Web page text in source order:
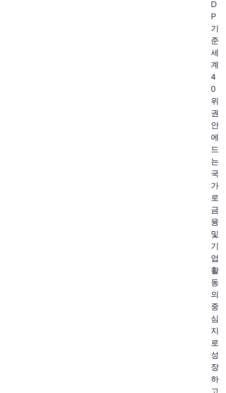
D
P
기
준
세
계
4
0
위
권
안
에
드
는
국
가
로
금
융
및
기
업
활
동
의
중
심
지
로
성
장
하